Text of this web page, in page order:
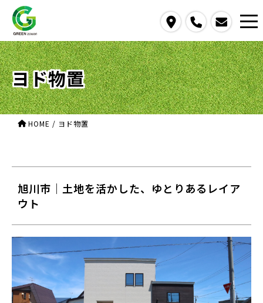
contact us
ヨド物置
HOME / ヨド物置
旭川市｜土地を活かした、ゆとりあるレイア
ウト